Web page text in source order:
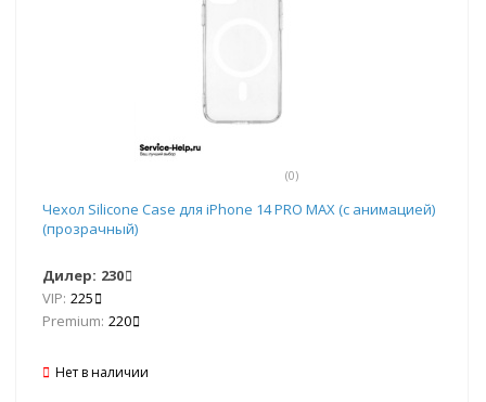
(0)
Чехол Silicone Case для iPhone 14 PRO MAX (с анимацией)
(прозрачный)
Дилер: 230
VIP: 225
Premium: 220
Нет в наличии